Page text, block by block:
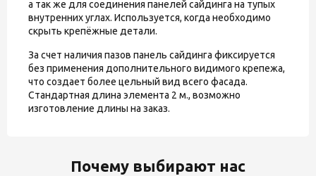
а так же для соединения панелей сайдинга на тупых
внутренних углах. Используется, когда необходимо
скрыть крепёжные детали.
За счет наличия пазов панель сайдинга фиксируется
без применения дополнительного видимого крепежа,
что создает более цельный вид всего фасада.
Стандартная длина элемента 2 м., возможно
изготовление длины на заказ.
Почему выбирают нас